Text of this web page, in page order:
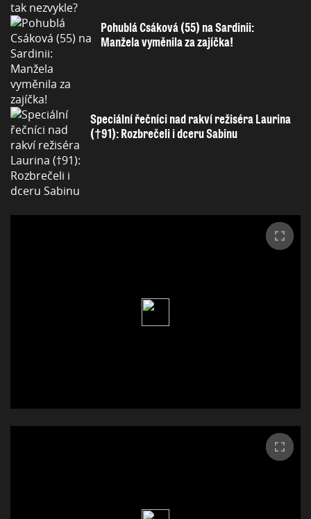
Pohublá Csáková (55) na Sardinii:
Manžela vyměnila za zajíčka!
Speciální řečníci nad rakví režiséra Laurina
(†91): Rozbrečeli i dceru Sabinu